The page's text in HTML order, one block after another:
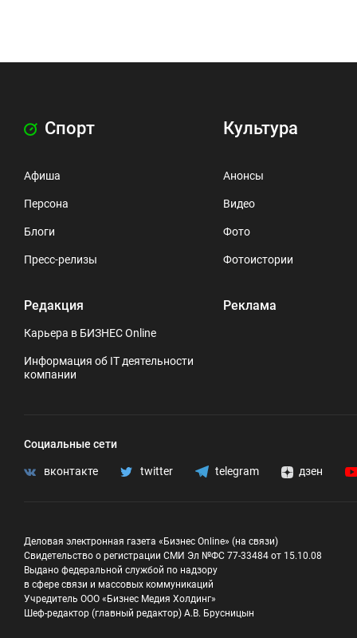
Спорт
Афиша
Персона
Блоги
Пресс-релизы
Редакция
Карьера в БИЗНЕС Online
Информация об IT деятельности
компании
Культура
Анонсы
Видео
Фото
Фотоистории
Реклама
Социальные сети
вконтакте twitter telegram дзен
Деловая электронная газета «Бизнес Online» (на связи)
Свидетельство о регистрации СМИ Эл №ФС 77-33484 от 15.10.08
Выдано федеральной службой по надзору
в сфере связи и массовых коммуникаций
Учредитель ООО «Бизнес Медия Холдинг»
Шеф-редактор (главный редактор) А.В. Брусницын